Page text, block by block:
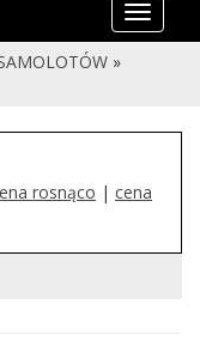
»
rosnąco | cena